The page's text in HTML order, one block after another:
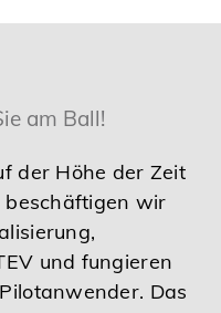
am Ball!
der Höhe der Zeit
beschäftigen wir
und fungieren
Das